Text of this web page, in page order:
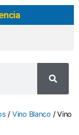
/ Vino Blanco / Vino